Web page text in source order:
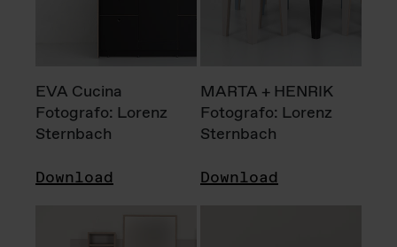
EVA Cucina
Fotografo: Lorenz
Sternbach
Download
MARTA + HENRIK
Fotografo: Lorenz
Sternbach
Download